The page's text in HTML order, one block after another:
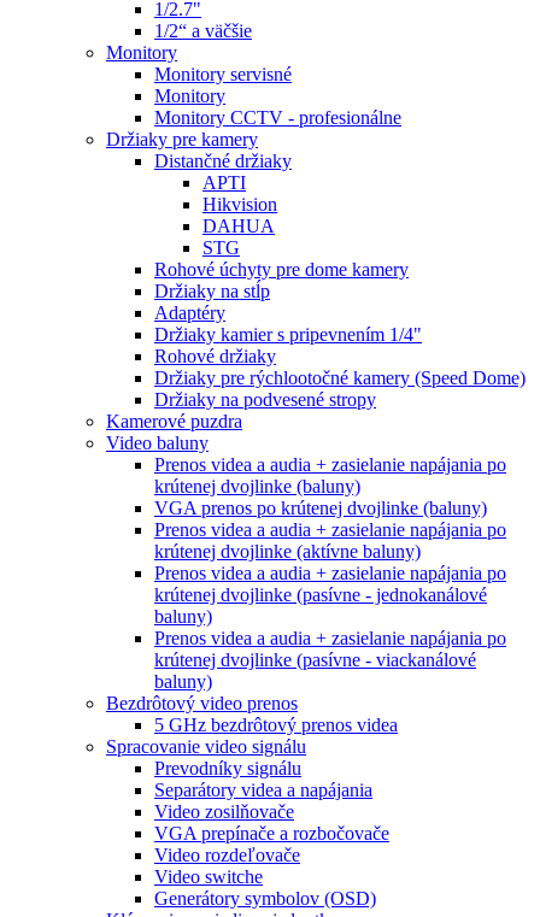
1/2.7"
1/2“ a väčšie
Monitory
Monitory servisné
Monitory
Monitory CCTV - profesionálne
Držiaky pre kamery
Distančné držiaky
APTI
Hikvision
DAHUA
STG
Rohové úchyty pre dome kamery
Držiaky na stĺp
Adaptéry
Držiaky kamier s pripevnením 1/4"
Rohové držiaky
Držiaky pre rýchlootočné kamery (Speed Dome)
Držiaky na podvesené stropy
Kamerové puzdra
Video baluny
Prenos videa a audia + zasielanie napájania po
krútenej dvojlinke (baluny)
VGA prenos po krútenej dvojlinke (baluny)
Prenos videa a audia + zasielanie napájania po
krútenej dvojlinke (aktívne baluny)
Prenos videa a audia + zasielanie napájania po
krútenej dvojlinke (pasívne - jednokanálové
baluny)
Prenos videa a audia + zasielanie napájania po
krútenej dvojlinke (pasívne - viackanálové
baluny)
Bezdrôtový video prenos
5 GHz bezdrôtový prenos videa
Spracovanie video signálu
Prevodníky signálu
Separátory videa a napájania
Video zosilňovače
VGA prepínače a rozbočovače
Video rozdeľovače
Video switche
Generátory symbolov (OSD)